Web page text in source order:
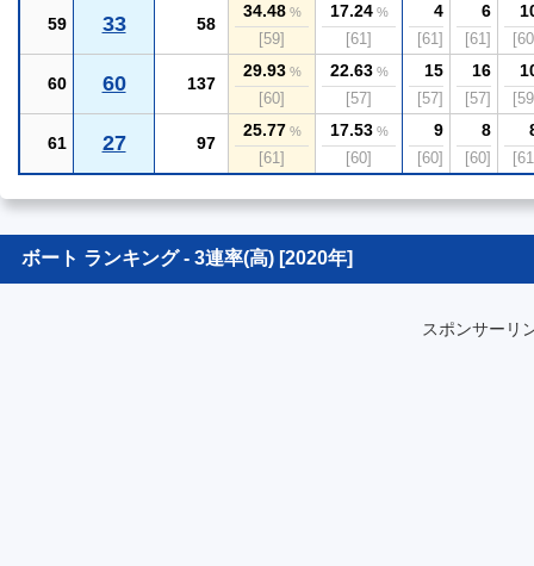
59 33 58
34.48%
[59]
17.24%
[61]
4
[61]
6
[61]
60 60 137
29.93%
[60]
22.63%
[57]
15
[57]
16
[57]
61 27 97
25.77%
[61]
17.53%
[60]
9
[60]
8
[60]
ボート ランキング - 3連率(高) [2020年]
スポンサーリ